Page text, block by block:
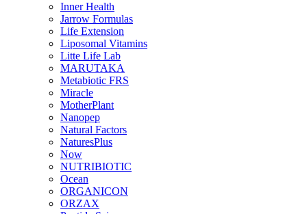
Inner Health
Jarrow Formulas
Life Extension
Liposomal Vitamins
Litte Life Lab
MARUTAKA
Metabiotic FRS
Miracle
MotherPlant
Nanopep
Natural Factors
NaturesPlus
Now
NUTRIBIOTIC
Ocean
ORGANICON
ORZAX